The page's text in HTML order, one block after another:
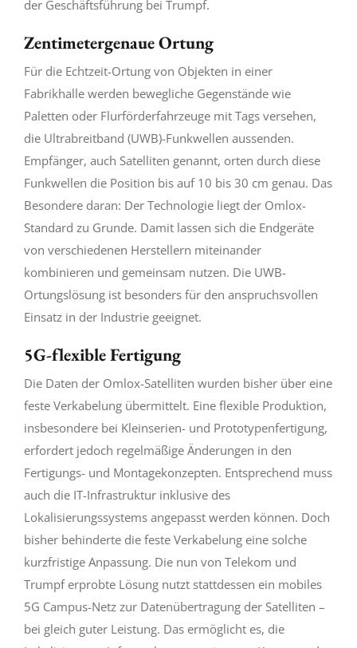
der Geschäftsführung bei Trumpf.
Zentimetergenaue Ortung
Für die Echtzeit-Ortung von Objekten in einer
Fabrikhalle werden bewegliche Gegenstände wie
Paletten oder Flurförderfahrzeuge mit Tags versehen,
die Ultrabreitband (UWB)-Funkwellen aussenden.
Empfänger, auch Satelliten genannt, orten durch diese
Funkwellen die Position bis auf 10 bis 30 cm genau. Das
Besondere daran: Der Technologie liegt der Omlox-
Standard zu Grunde. Damit lassen sich die Endgeräte
von verschiedenen Herstellern miteinander
kombinieren und gemeinsam nutzen. Die UWB-
Ortungslösung ist besonders für den anspruchsvollen
Einsatz in der Industrie geeignet.
5G-flexible Fertigung
Die Daten der Omlox-Satelliten wurden bisher über eine
feste Verkabelung übermittelt. Eine flexible Produktion,
insbesondere bei Kleinserien- und Prototypenfertigung,
erfordert jedoch regelmäßige Änderungen in den
Fertigungs- und Montagekonzepten. Entsprechend muss
auch die IT-Infrastruktur inklusive des
Lokalisierungssystems angepasst werden können. Doch
bisher behinderte die feste Verkabelung eine solche
kurzfristige Anpassung. Die nun von Telekom und
Trumpf erprobte Lösung nutzt stattdessen ein mobiles
5G Campus-Netz zur Datenübertragung der Satelliten –
bei gleich guter Leistung. Das ermöglicht es, die